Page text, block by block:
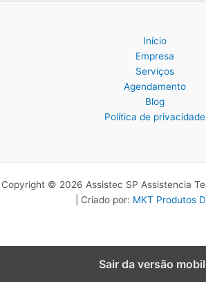
Início
Empresa
Serviços
Agendamento
Blog
Política de privacidade
Copyright © 2026 Assistec SP Assistencia
| Criado por: MKT Produtos
Sair da versão